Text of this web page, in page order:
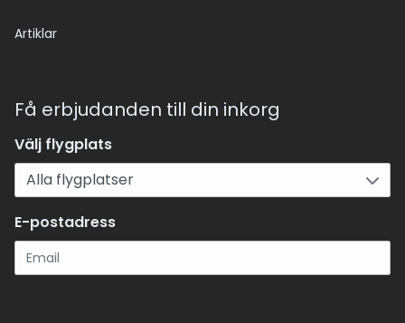
Artiklar
Få erbjudanden till din inkorg
Välj flygplats
E-postadress